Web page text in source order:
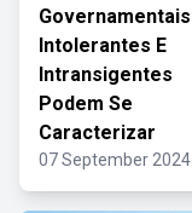
Governamentais
Intolerantes E
Intransigentes
Podem Se
Caracterizar
07 September 2024